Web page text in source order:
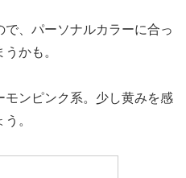
、パーソナルカラーに合っ
かも。
ンピンク系。少し黄みを感
。